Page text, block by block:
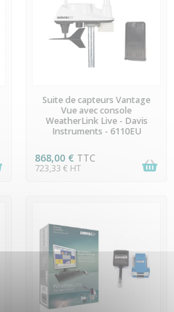
DERNIERS ARTICLES EN
STOCK
Suite de capteurs Vantage
Vue avec console
WeatherLink Live - Davis
Instruments - 6110EU
868,00 € TTC
723,33 € HT